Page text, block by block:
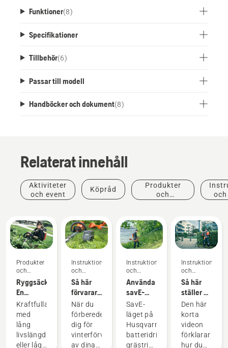
Funktioner(8)
Specifikationer
Tillbehör(6)
Passar till modell
Handböcker och dokument(8)
Relaterat innehåll
Aktiviteter
och event
Köpråd
Produkter
och
Produkter
och
innovationer
Ryggsäcksbatteri:
En
revolution
för
handhållna,
batteridrivna
motorverktyg
Kraftfulla
med
lång
livslängd
eller lågt
Instruktioner
och
guider
Så här
förvarar
du
Husqvarna-
batteriet
över
vintern
När du
förbereder
dig för
vinterförvaring
av dina
Instruktioner
och
guider
Använda
savE-
läget på
en
batteridriven
grästrimmer
SavE-
läget på
Husqvarnas
batteridrivna
grästrimmer
Instruktioner
och
guider
Så här
ställer du
in och
monterar
det
ryggburna
batteriet
Den här
korta
videon
förklarar
hur du